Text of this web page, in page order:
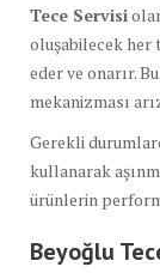
Tece Servisi
oluşabilecek her
eder ve onarır.
mekanizması
Gerekli
kullanarak
ürünlerin
Beyoğlu